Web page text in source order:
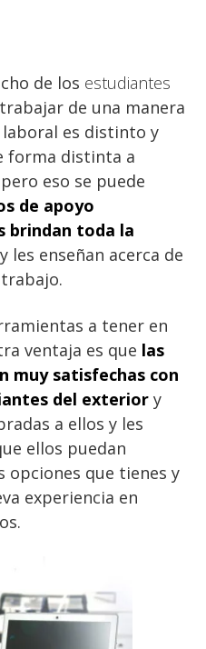
de los estudiantes
de una manera
es distinto y
forma distinta a
eso se puede
de apoyo
brindan toda la
y les enseñan acerca de
a tener en
ventaja es que las
muy satisfechas con
del exterior y
a ellos y les
ellos puedan
opciones que tienes y
experiencia en